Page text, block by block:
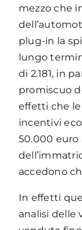
mezzo che
plug-in la
lungo
di 2.181, in
promiscuo
effetti che le
incentivi
50.000 euro
accedono
In effetti
analisi delle